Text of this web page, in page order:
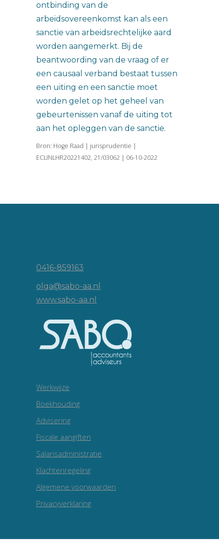
ontbinding van de
arbeidsovereenkomst kan als een
sanctie van arbeidsrechtelijke aard
worden aangemerkt. Bij de
beantwoording van de vraag of er
een causaal verband bestaat tussen
een uiting en een sanctie moet
worden gelet op het geheel van
gebeurtenissen vanaf de uiting tot
aan het opleggen van de sanctie.
Bron: Hoge Raad | jurisprudentie |
ECLINLHR20221402, 21/03062 | 06-10-2022
0416-859163
olga@sabo-aa.nl
www.sabo-aa.nl
Werkwijze
Boekhouding
Advisering
Fiscale aangiften
Salarisadministratie
Klachtenregeling
Algemene voorwaarden
Privacyverklaring